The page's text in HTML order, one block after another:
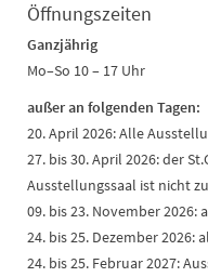
Öffnungszeiten
Ganzjährig
Mo–So 10 – 17 Uhr
außer an folgenden Tagen:
20. April 2026: Alle
27. bis 30. April 2026: der
Ausstellungssaal ist nicht
09. bis 23. November 2026:
24. bis 25. Dezember 2026:
24. bis 25. Februar 2027: